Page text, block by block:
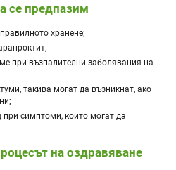
се предпазим
хранене;
при възпалителни заболявания на
такива могат да възникнат, ако
симптоми, които могат да
на оздравяване